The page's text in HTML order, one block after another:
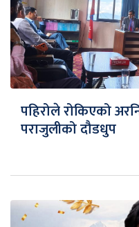
पहिरोले रोकिएको
पराजुलीको दौडधुप